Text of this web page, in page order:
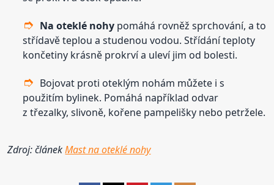
Na oteklé nohy pomáhá rovněž sprchování, a to
střídavě teplou a studenou vodou. Střídání teploty
končetiny krásně prokrví a uleví jim od bolesti.
Bojovat proti oteklým nohám můžete i s
použitím bylinek. Pomáhá například odvar
z třezalky, slivoně, kořene pampelišky nebo petržele.
Zdroj: článekMast na oteklé nohy